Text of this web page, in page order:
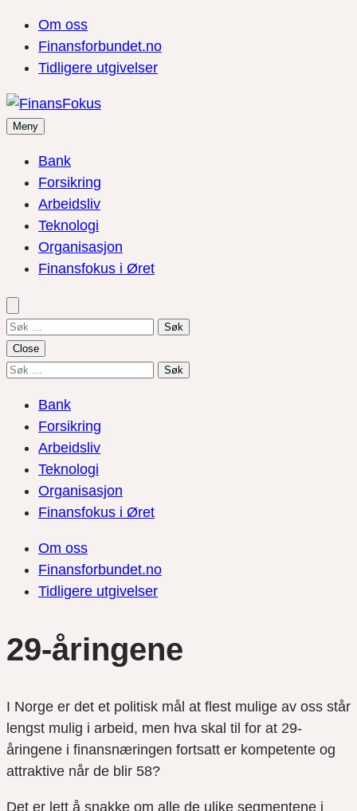
Om oss
Finansforbundet.no
Tidligere utgivelser
Meny
Bank
Forsikring
Arbeidsliv
Teknologi
Organisasjon
Finansfokus i Øret
Søk
etter:
Close
Søk
Bank
Forsikring
Arbeidsliv
Teknologi
Organisasjon
Finansfokus i Øret
Om oss
Finansforbundet.no
Tidligere utgivelser
29-åringene
I Norge er det et politisk mål at flest mulige av oss står
lengst mulig i arbeid, men hva skal til for at 29-
åringene i finansnæringen fortsatt er kompetente og
attraktive når de blir 58?
Det er lett å snakke om alle de ulike segmentene i